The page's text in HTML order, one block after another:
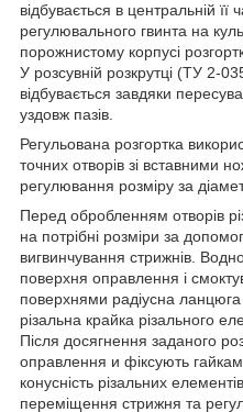
відбувається в центральній її
регулювального гвинта на
порожнистому корпусі
У розсувній розкрутці (ТУ 2-
відбувається завдяки
уздовж пазів.
Регульована розгортка
точних отворів зі вставними
регулювання розміру за
Перед обробленням отворів
на потрібні розміри за
вигвинчування стрижнів.
поверхня оправлення і
поверхнями радіусна
різальна крайка різального
Після досягнення заданого
оправлення и фіксують
конусність різальних
переміщення стрижня та